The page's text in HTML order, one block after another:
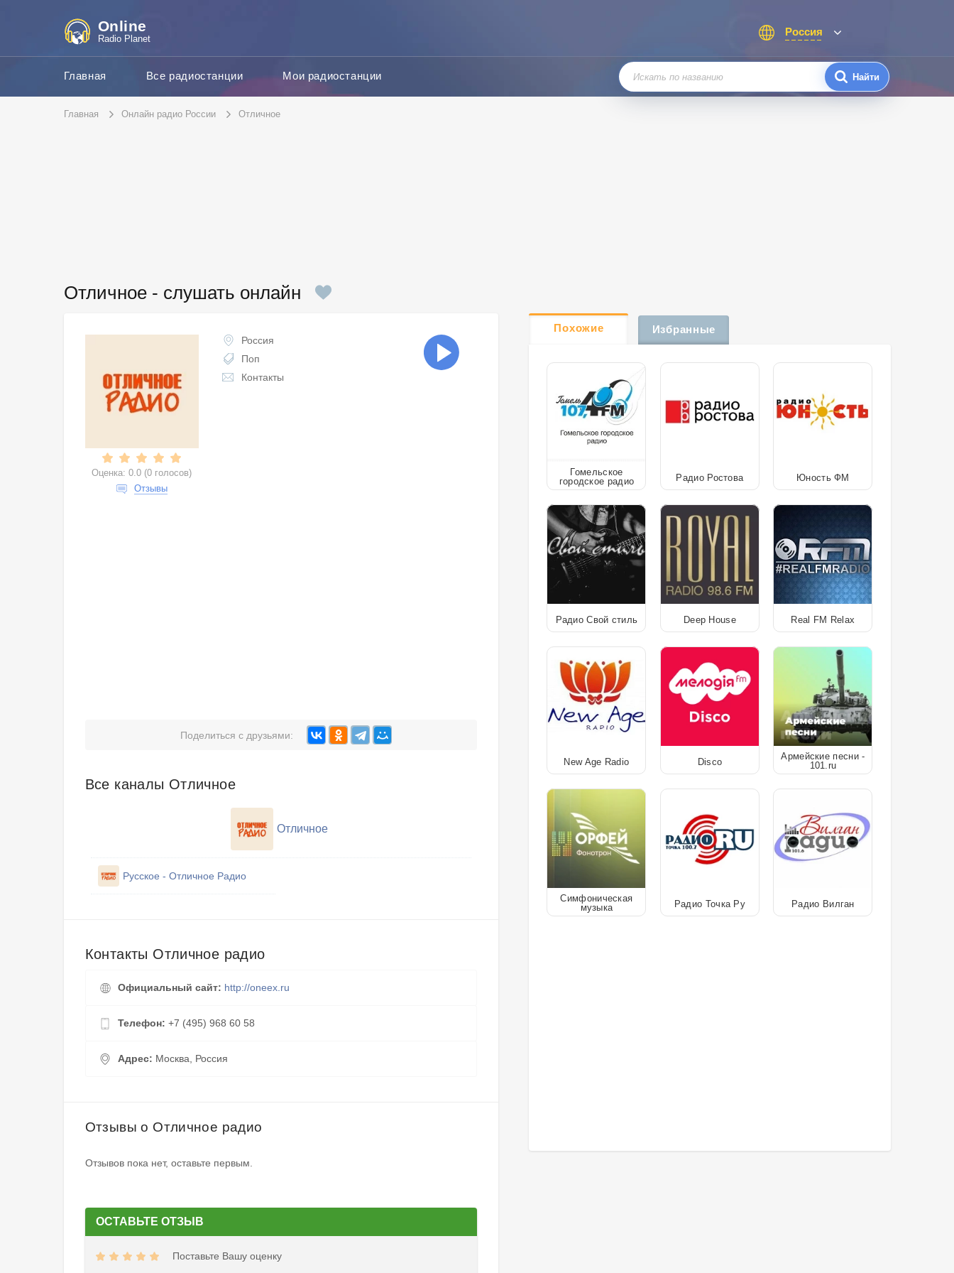
Online
Radio Planet
Россия
Главная Все радиостанции Мои радиостанции
Главная Онлайн радио России Отличное
Отличное - слушать онлайн
Оценка: 0.0 (0 голосов)
Отзывы
Россия
Поп
Контакты
Поделиться с друзьями:
Все каналы Отличное
Отличное
Русское - Отличное Радио
Контакты Отличное радио
Официальный сайт: http://oneex.ru
Телефон: +7 (495) 968 60 58
Адрес: Москва, Россия
Отзывы о Отличное радио
Отзывов пока нет, оставьте первым.
ОСТАВЬТЕ ОТЗЫВ
Поставьте Вашу оценку
Похожие Избранные
Гомельское
городское радио
Радио Ростова Юность ФМ
Радио Свой стиль Deep House Real FM Relax
New Age Radio Disco
Армейские песни -
101.ru
Симфоническая
музыка
Радио Точка Ру Радио Вилган